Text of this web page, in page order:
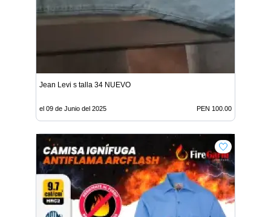
Jean Levi s talla 34 NUEVO
el 09 de Junio del 2025 PEN 100.00